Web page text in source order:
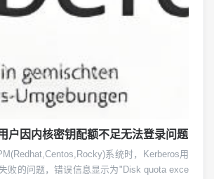
户因内核密钥配额不足无法登录问题
系统时，Kerberos用
败的问题，错误信息显示为"Disk quota exce